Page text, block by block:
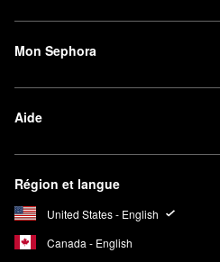
Mon Sephora
Aide
Région et langue
United States - English
Canada - English